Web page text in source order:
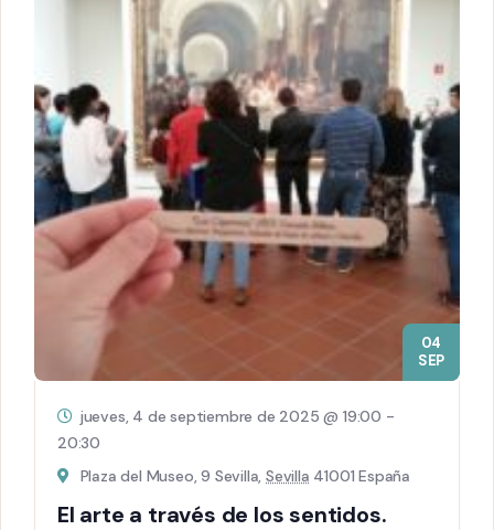
04
SEP
jueves, 4 de septiembre de 2025 @ 19:00 -
20:30
Plaza del Museo, 9 Sevilla,Sevilla 41001 España
El arte a través de los sentidos.